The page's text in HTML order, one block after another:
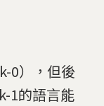
0），但後
1的語言能